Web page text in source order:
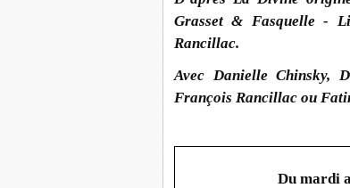
Grasset & Fasquelle -
Rancillac.
Avec Danielle Chinsky,
François Rancillac ou
Du mardi